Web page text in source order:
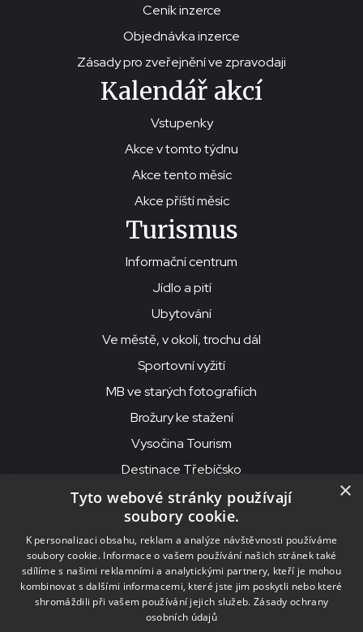
Ceník inzerce
Objednávka inzerce
Zásady pro zveřejnění ve zpravodaji
Kalendář akcí
Vstupenky
Akce v tomto týdnu
Akce tento měsíc
Akce příští měsíc
Turismus
Informační centrum
Jídlo a pití
Ubytování
Ve městě, v okolí, trochu dál
Sportovní vyžití
MB ve starých fotografiích
Brožury ke stažení
Vysočina Tourism
Destinace Třebíčsko
© 2026MKS Beseda Mor. Budějovice
MKS Beseda, příspěvková organizace, Purcnerova 62, 676 02
Moravské Budějovice
IČO: 00091758, DIČ: CZ00091758, ID datové schránky: chjn2kd
×
Tyto webové stránky používají
soubory cookie.
K personalizaci obsahu, reklam a analýze návštěvnosti používáme
soubory cookie. Informace o vašem používání našich stránek také
sdílíme s našimi reklamními a analytickými partnery, kteří je mohou
kombinovat s dalšími informacemi, které jste jim poskytli nebo které
shromáždili při vašem používání jejich služeb. Zásady ochrany
osobních údajů